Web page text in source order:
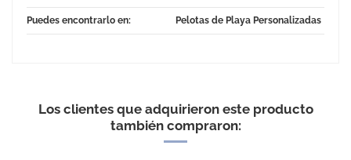
Puedes encontrarlo en: Pelotas de Playa Personalizadas
Los clientes que adquirieron este producto
también compraron: